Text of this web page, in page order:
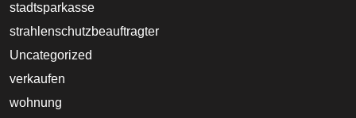
stadtsparkasse
strahlenschutzbeauftragter
Uncategorized
verkaufen
wohnung